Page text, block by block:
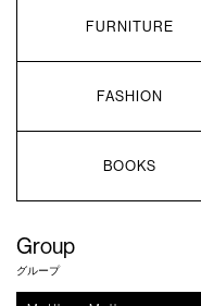
FURNITURE
FASHION
BOOKS
Group
グループ